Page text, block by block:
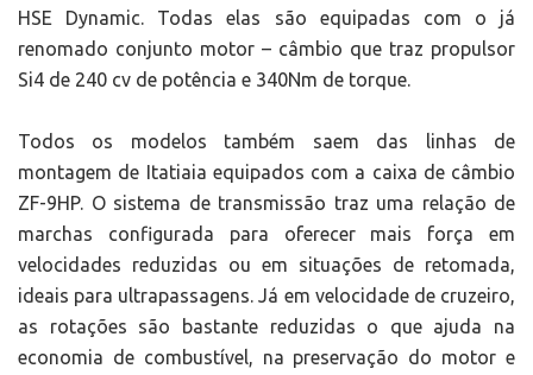
HSE Dynamic. Todas elas são equipadas com o já
renomado conjunto motor – câmbio que traz propulsor
Si4 de 240 cv de potência e 340Nm de torque.
Todos os modelos também saem das linhas de
montagem de Itatiaia equipados com a caixa de câmbio
ZF-9HP. O sistema de transmissão traz uma relação de
marchas configurada para oferecer mais força em
velocidades reduzidas ou em situações de retomada,
ideais para ultrapassagens. Já em velocidade de cruzeiro,
as rotações são bastante reduzidas o que ajuda na
economia de combustível, na preservação do motor e